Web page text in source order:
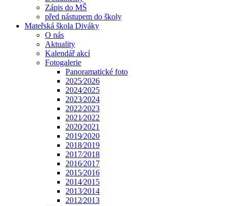
Zápis do MŠ
před nástupem do školy
Mateřská škola Diváky
O nás
Aktuality
Kalendář akcí
Fotogalerie
Panoramatické foto
2025⁄2026
2024⁄2025
2023⁄2024
2022⁄2023
2021⁄2022
2020⁄2021
2019⁄2020
2018⁄2019
2017⁄2018
2016⁄2017
2015⁄2016
2014⁄2015
2013⁄2014
2012⁄2013